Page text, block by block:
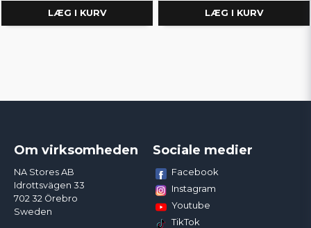
LÆG I KURV LÆG I KURV
Om virksomheden
NA Stores AB
Idrottsvägen 33
702 32 Örebro
Sweden
Sociale medier
Facebook
Instagram
Youtube
TikTok